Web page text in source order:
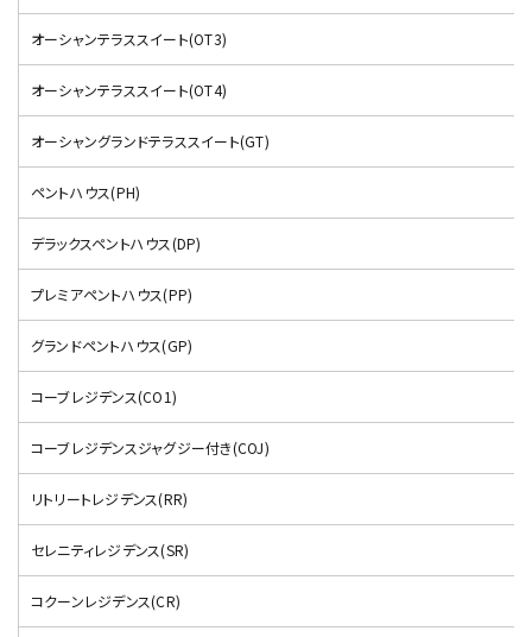
オーシャンテラススイート(OT3)
オーシャンテラススイート(OT4)
オーシャングランドテラススイート(GT)
ペントハウス(PH)
デラックスペントハウス(DP)
プレミアペントハウス(PP)
グランドペントハウス(GP)
コーブレジデンス(CO1)
コーブレジデンスジャグジー付き(COJ)
リトリートレジデンス(RR)
セレニティレジデンス(SR)
コクーンレジデンス(CR)